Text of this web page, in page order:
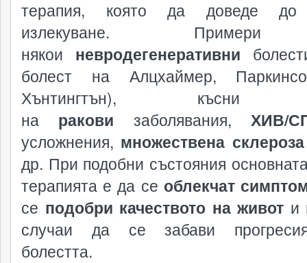
терапия, която да доведе до
излекуване.
някои невродегенеративни
болест на Алцхаймер,
Хънтингтън), късни
на ракови заболявания, ХИВ/
усложнения, множествена
др. При подобни състояния
терапията е да се облекчат
се подобри качеството на живот и
случаи да се забави
болестта.